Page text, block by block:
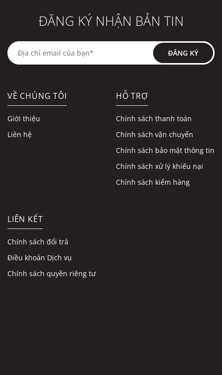
ĐĂNG KÝ NHẬN BẢN TIN
ĐĂNG KÝ
VỀ CHÚNG TÔI
Giới thiệu
Liên hệ
HỖ TRỢ
Chính sách thanh toán
Chính sách vận chuyển
Chính sách bảo mật thông tin
Chính sách xử lý khiếu nại
Chính sách kiểm hàng
LIÊN KẾT
Chính sách đổi trả
Điều khoản Dịch vụ
Chính sách quyền riêng tư